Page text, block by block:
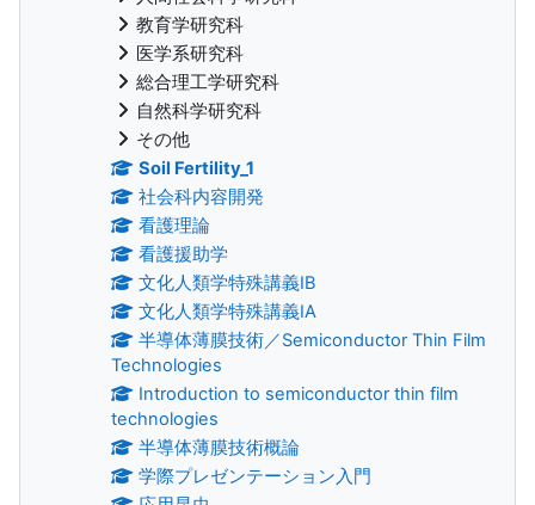
教育学研究科
医学系研究科
総合理工学研究科
自然科学研究科
その他
Soil Fertility_1
社会科内容開発
看護理論
看護援助学
文化人類学特殊講義IB
文化人類学特殊講義IA
半導体薄膜技術／Semiconductor Thin Film
Technologies
Introduction to semiconductor thin film
technologies
半導体薄膜技術概論
学際プレゼンテーション入門